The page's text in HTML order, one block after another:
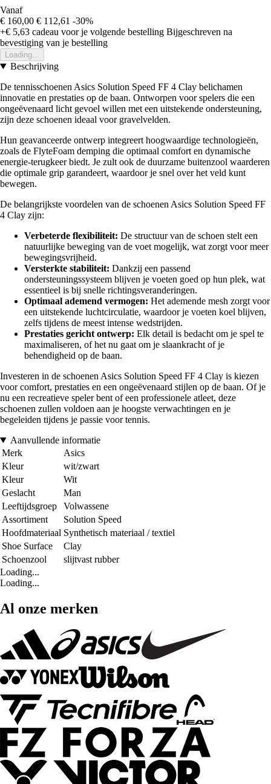
Vanaf
€ 160,00 € 112,61 -30%
+€ 5,63 cadeau voor je volgende bestelling Bijgeschreven na
bevestiging van je bestelling
Loading...
Beschrijving
De tennisschoenen Asics Solution Speed FF 4 Clay belichamen
innovatie en prestaties op de baan. Ontworpen voor spelers die een
ongeëvenaard licht gevoel willen met een uitstekende ondersteuning,
zijn deze schoenen ideaal voor gravelvelden.
Hun geavanceerde ontwerp integreert hoogwaardige technologieën,
zoals de FlyteFoam demping die optimaal comfort en dynamische
energie-terugkeer biedt. Je zult ook de duurzame buitenzool waarderen
die optimale grip garandeert, waardoor je snel over het veld kunt
bewegen.
De belangrijkste voordelen van de schoenen Asics Solution Speed FF
4 Clay zijn:
Verbeterde flexibiliteit: De structuur van de schoen stelt een
natuurlijke beweging van de voet mogelijk, wat zorgt voor meer
bewegingsvrijheid.
Versterkte stabiliteit: Dankzij een passend
ondersteuningssysteem blijven je voeten goed op hun plek, wat
essentieel is bij snelle richtingsveranderingen.
Optimaal ademend vermogen: Het ademende mesh zorgt voor
een uitstekende luchtcirculatie, waardoor je voeten koel blijven,
zelfs tijdens de meest intense wedstrijden.
Prestaties gericht ontwerp: Elk detail is bedacht om je spel te
maximaliseren, of het nu gaat om je slaankracht of je
behendigheid op de baan.
Investeren in de schoenen Asics Solution Speed FF 4 Clay is kiezen
voor comfort, prestaties en een ongeëvenaard stijlen op de baan. Of je
nu een recreatieve speler bent of een professionele atleet, deze
schoenen zullen voldoen aan je hoogste verwachtingen en je
begeleiden tijdens je passie voor tennis.
Aanvullende informatie
Merk
Asics
Kleur
wit/zwart
Kleur
Wit
Geslacht
Man
Leeftijdsgroep
Volwassene
Assortiment
Solution Speed
Hoofdmateriaal Synthetisch materiaal / textiel
Shoe Surface
Clay
Schoenzool
slijtvast rubber
Loading...
Loading...
Al onze merken